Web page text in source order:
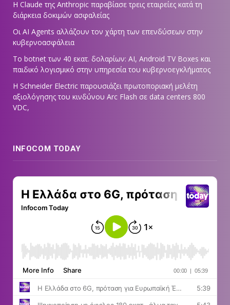
Η Claude της Anthropic παραβίασε τρεις εταιρείες κατά τη
διάρκεια δοκιμών ασφαλείας
Οι AI Agents αλλάζουν τον χάρτη των επενδύσεων στην
κυβερνοασφάλεια
Το botnet των 40 εκατ. δολαρίων: AI, Android TV Boxes και
παιδικό λογισμικό στην υπηρεσία του κυβερνοεγκλήματος
Η Schneider Electric παρουσιάζει πρωτοποριακή μελέτη
αξιολόγησης του κινδύνου Arc Flash σε data centers 800
VDC,
INFOCOM TODAY